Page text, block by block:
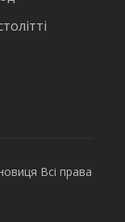
Всі права